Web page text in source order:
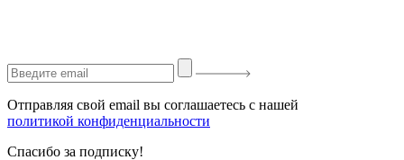
Отправляя свой email вы соглашаетесь с нашей
политикой конфиденциальности
Спасибо за подписку!